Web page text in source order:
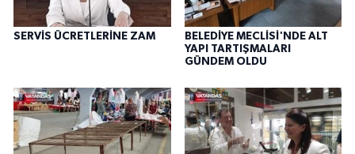
SERVİS ÜCRETLERİNE ZAM
BELEDİYE MECLİSİ'NDE ALT
YAPI TARTIŞMALARI
GÜNDEM OLDU